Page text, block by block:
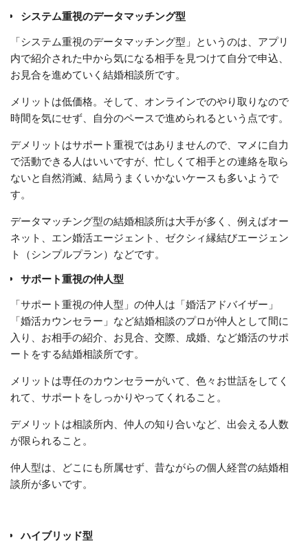
システム重視のデータマッチング型
「システム重視のデータマッチング型」というのは、アプリ
内で紹介された中から気になる相手を見つけて自分で申込、
お見合を進めていく結婚相談所です。
メリットは低価格。そして、オンラインでのやり取りなので
時間を気にせず、自分のペースで進められるという点です。
デメリットはサポート重視ではありませんので、マメに自力
で活動できる人はいいですが、忙しくて相手との連絡を取ら
ないと自然消滅、結局うまくいかないケースも多いようで
す。
データマッチング型の結婚相談所は大手が多く、例えばオー
ネット、エン婚活エージェント、ゼクシィ縁結びエージェン
ト（シンプルプラン）などです。
サポート重視の仲人型
「サポート重視の仲人型」の仲人は「婚活アドバイザー」
「婚活カウンセラー」など結婚相談のプロが仲人として間に
入り、お相手の紹介、お見合、交際、成婚、など婚活のサポ
ートをする結婚相談所です。
メリットは専任のカウンセラーがいて、色々お世話をしてく
れて、サポートをしっかりやってくれること。
デメリットは相談所内、仲人の知り合いなど、出会える人数
が限られること。
仲人型は、どこにも所属せず、昔ながらの個人経営の結婚相
談所が多いです。
ハイブリッド型